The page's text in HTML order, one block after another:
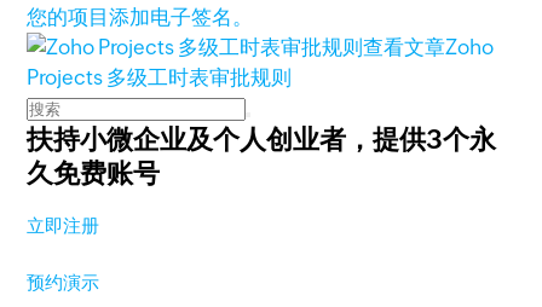
您的项目添加电子签名。
查看文章Zoho
Projects 多级工时表审批规则
扶持小微企业及个人创业者，提供3个永
久免费账号
立即注册
预约演示